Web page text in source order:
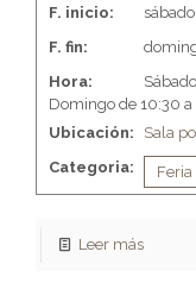
F. inicio:
F. fin:
Hora:
Domingo de 10:30
Ubicación:
Sala
Categoria:
Feria
Leer más